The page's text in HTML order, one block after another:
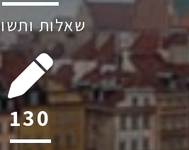
שאלות
244